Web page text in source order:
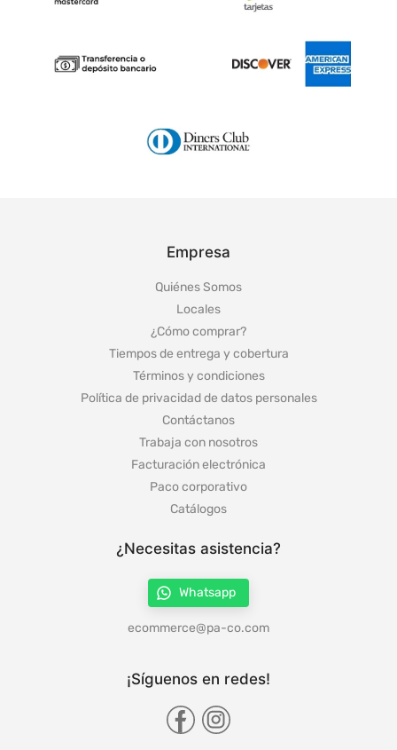
Empresa
Quiénes Somos
Locales
¿Cómo comprar?
Tiempos de entrega y cobertura
Términos y condiciones
Política de privacidad de datos personales
Contáctanos
Trabaja con nosotros
Facturación electrónica
Paco corporativo
Catálogos
¿Necesitas asistencia?
Whatsapp
ecommerce@pa-co.com
¡Síguenos en redes!